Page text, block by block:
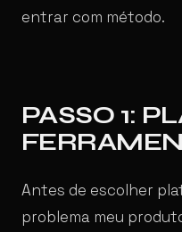
entrar com método.
PASSO 1:
Antes de escolher
problema meu